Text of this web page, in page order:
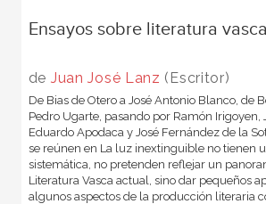
Ensayos sobre literatura
de Juan José Lanz (Escritor)
De Bias de Otero a José Antonio Blanco, de
Pedro Ugarte, pasando por Ramón Irigoyen,
Eduardo Apodaca y José Fernández de la
se reúnen en La luz inextinguible no tienen
sistemática, no pretenden reflejar un
Literatura Vasca actual, sino dar pequeños
algunos aspectos de la producción literaria